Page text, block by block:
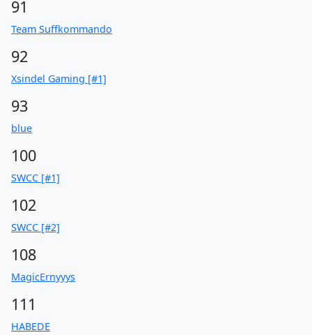
91
Team Suffkommando
92
Xsindel Gaming [#1]
93
blue
100
SWCC [#1]
102
SWCC [#2]
108
MagicErnyyys
111
HABEDE